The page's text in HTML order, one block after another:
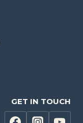
GET IN TOUCH